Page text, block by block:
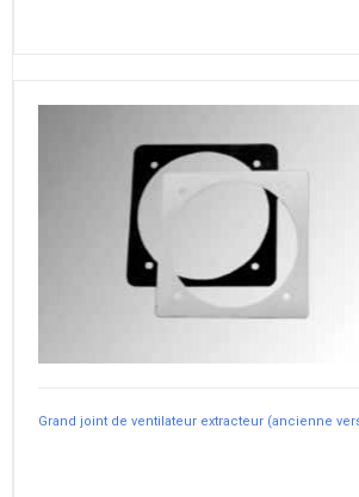
Grand joint de ventilateur extracteur (ancienne